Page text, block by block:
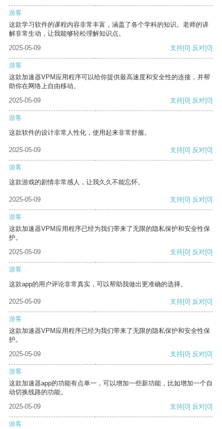
游客
这款学习软件的课程内容非常丰富，涵盖了各个学科的知识。老师的讲
解非常生动，让我能够轻松理解知识点。
2025-05-09
支持[0] 反对[0]
游客
这款加速器VPM应用程序可以给你提供最高速度和安全性的连接，并帮
助你在网络上自由移动。
2025-05-09
支持[0] 反对[0]
游客
这款软件的设计非常人性化，使用起来非常舒服。
2025-05-09 支持[0] 反对[0]
游客
这款游戏的剧情非常感人，让我久久不能忘怀。
2025-05-09 支持[0] 反对[0]
游客
这款加速器VPM应用程序已经为我们带来了无限的隐私保护和安全性保
护。
2025-05-09
支持[0] 反对[0]
游客
这款app的用户评论非常真实，可以帮助我做出更准确的选择。
2025-05-09 支持[0] 反对[0]
游客
这款加速器VPM应用程序已经为我们带来了无限的隐私保护和安全性保
护。
2025-05-09
支持[0] 反对[0]
游客
这款加速器app的功能有点单一，可以增加一些新功能，比如增加一个自
动切换线路的功能。
2025-05-09
支持[0] 反对[0]
游客